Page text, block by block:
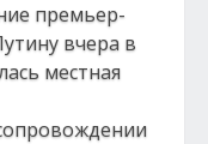
премьер-
вчера в
местная